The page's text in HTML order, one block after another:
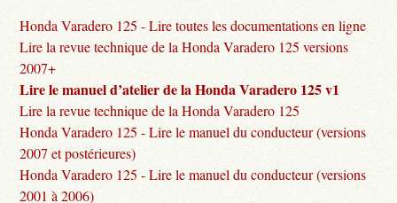
Honda Varadero 125 - Lire toutes les documentations en ligne
Lire la revue technique de la Honda Varadero 125 versions
2007+
Lire le manuel d’atelier de la Honda Varadero 125 v1
Lire la revue technique de la Honda Varadero 125
Honda Varadero 125 - Lire le manuel du conducteur (versions
2007 et postérieures)
Honda Varadero 125 - Lire le manuel du conducteur (versions
2001 à 2006)